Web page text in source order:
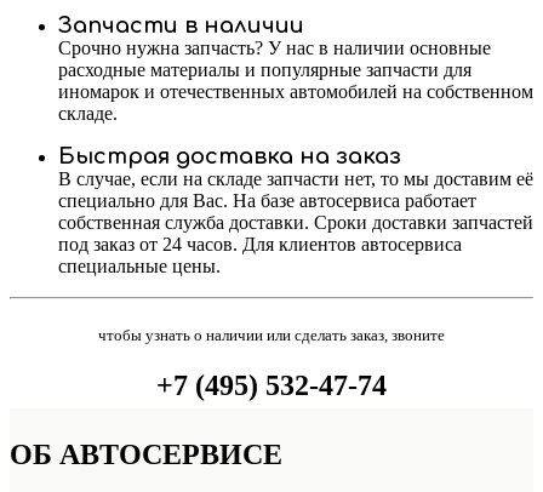
Запчасти в наличии
Срочно нужна запчасть? У нас в наличии основные
расходные материалы и популярные запчасти для
иномарок и отечественных автомобилей на собственном
складе.
Быстрая доставка на заказ
В случае, если на складе запчасти нет, то мы доставим её
специально для Вас. На базе автосервиса работает
собственная служба доставки. Сроки доставки запчастей
под заказ от 24 часов. Для клиентов автосервиса
специальные цены.
чтобы узнать о наличии или сделать заказ, звоните
+7 (495) 532-47-74
ОБ АВТОСЕРВИСЕ